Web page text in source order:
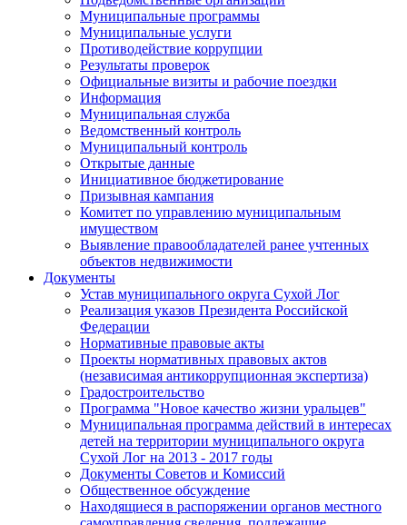
Муниципальные программы
Муниципальные услуги
Противодействие коррупции
Результаты проверок
Официальные визиты и рабочие поездки
Информация
Муниципальная служба
Ведомственный контроль
Муниципальный контроль
Открытые данные
Инициативное бюджетирование
Призывная кампания
Комитет по управлению муниципальным
имуществом
Выявление правообладателей ранее учтенных
объектов недвижимости
Документы
Устав муниципального округа Сухой Лог
Реализация указов Президента Российской
Федерации
Нормативные правовые акты
Проекты нормативных правовых актов
(независимая антикоррупционная экспертиза)
Градостроительство
Программа "Новое качество жизни уральцев"
Муниципальная программа действий в интересах
детей на территории муниципального округа
Сухой Лог на 2013 - 2017 годы
Документы Советов и Комиссий
Общественное обсуждение
Находящиеся в распоряжении органов местного